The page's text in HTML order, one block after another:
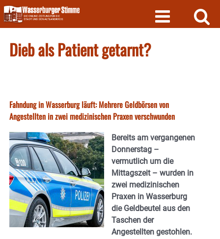
Skip
to
content
Dieb als Patient getarnt?
Fahndung in Wasserburg läuft: Mehrere Geldbörsen von
Angestellten in zwei medizinischen Praxen verschwunden
Bereits am vergangenen
Donnerstag –
vermutlich um die
Mittagszeit – wurden in
zwei medizinischen
Praxen in Wasserburg
die Geldbeutel aus den
Taschen der
Angestellten gestohlen.